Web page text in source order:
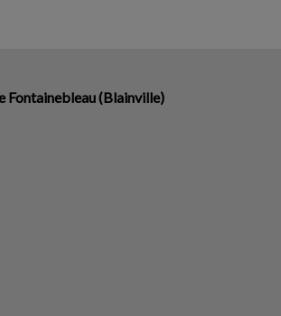
Fontainebleau (Blainville)